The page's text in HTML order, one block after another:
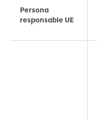
Persona
responsable UE